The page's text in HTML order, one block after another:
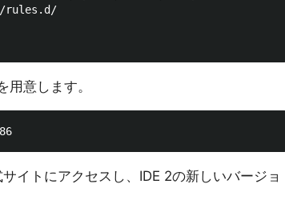
意します。
イトにアクセスし、IDE 2の新しいバージョ